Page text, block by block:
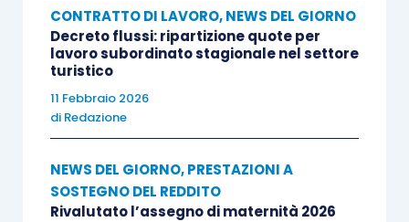
CONTRATTO DI LAVORO,NEWS DEL GIORNO
Decreto flussi: ripartizione quote per
lavoro subordinato stagionale nel settore
turistico
11 Febbraio 2026
di Redazione
NEWS DEL GIORNO,PRESTAZIONI A
SOSTEGNO DEL REDDITO
Rivalutato l’assegno di maternità 2026